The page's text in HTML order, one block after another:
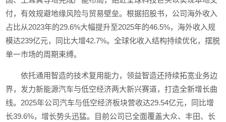
付，有效规避地缘风险与贸易壁垒。根据招股书，公司海外收入
占比从2023年的29.6%大幅提升至2025年的46.5%，海外收入规
模达239亿元，同比大增42.7%。全球化收入结构持续优化，摆脱
单一市场的周期束缚。
依托通用智造的技术复用能力，领益智造还持续拓宽业务边
界，发力新能源汽车与低空经济两大新兴赛道，打造全新增长曲
线。2025年公司汽车与低空经济板块营收达29.54亿元，同比增
长39.6%，增长势头迅猛。目前公司已全面覆盖大众、丰田、长